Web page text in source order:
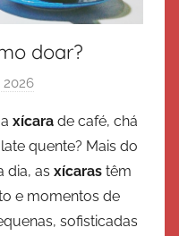
doar?
r
E
x
é
r
xícara de café, chá
quente? Mais do
dia, as xícaras têm
e momentos de
sofisticadas